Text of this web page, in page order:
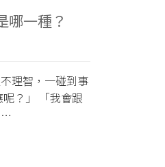
哪一種？
理智，一碰到事
？」 「我會跟
…